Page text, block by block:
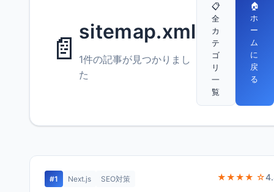
📄 sitemap.xml
1件の記事が見つかりまし
た
📋
全
カ
テ
ゴ
リ
一
覧
🏠
ホ
ー
ム
に
戻
る
#1 Next.js SEO対策 ★★★★ ☆